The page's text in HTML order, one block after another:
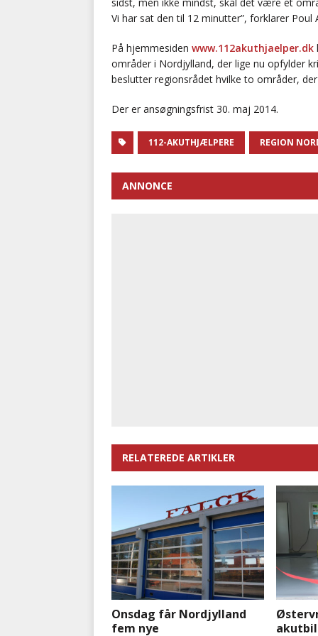
Vi har sat den til 12 minutter”, forklarer Poul
På hjemmesiden www.112akuthjaelper.dk
områder i Nordjylland, der lige nu opfylder
beslutter regionsrådet hvilke to områder,
Der er ansøgningsfrist 30. maj 2014.
112-AKUTHJÆLPERE REGION
ANNONCE
RELATEREDE ARTIKLER
Onsdag får Nordjylland
fem nye
akutbil